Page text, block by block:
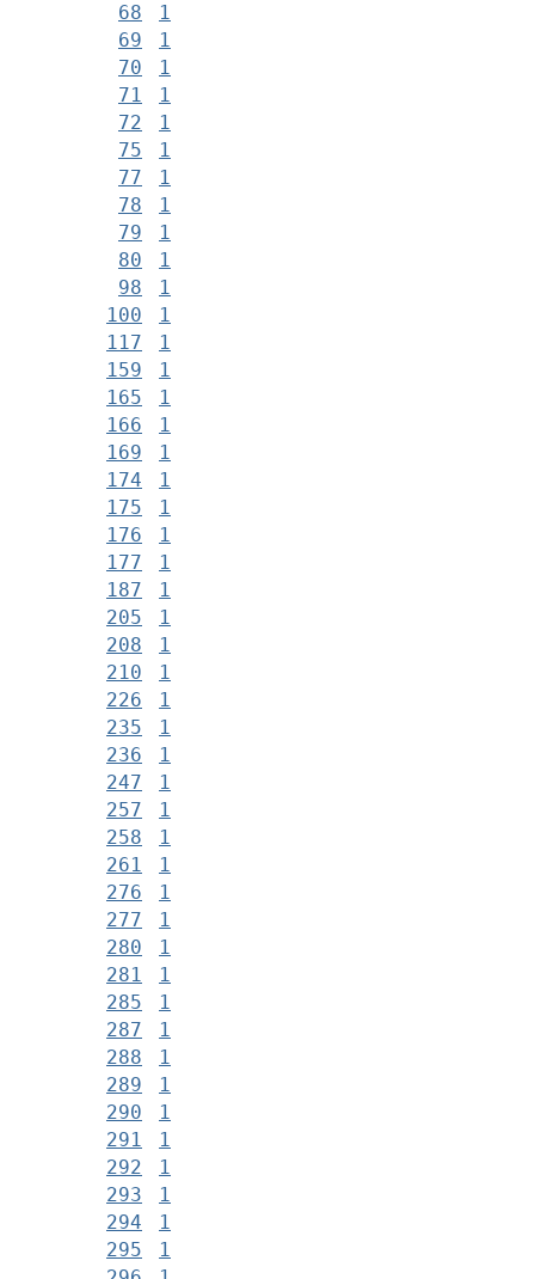
68
1
69
1
70
1
71
1
72
1
75
1
77
1
78
1
79
1
80
1
98
1
100
1
117
1
159
1
165
1
166
1
169
1
174
1
175
1
176
1
177
1
187
1
205
1
208
1
210
1
226
1
235
1
236
1
247
1
257
1
258
1
261
1
276
1
277
1
280
1
281
1
285
1
287
1
288
1
289
1
290
1
291
1
292
1
293
1
294
1
295
1